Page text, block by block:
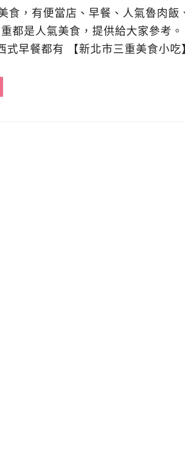
食，有便當店、早餐、人氣魯肉飯
都是人氣美食，提供給大家參考
式早餐都有 【新北市三重美食小